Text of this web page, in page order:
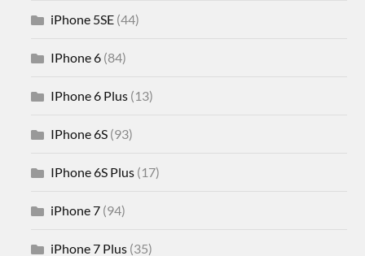
iPhone 5SE (44)
IPhone 6 (84)
IPhone 6 Plus (13)
IPhone 6S (93)
IPhone 6S Plus (17)
iPhone 7 (94)
iPhone 7 Plus (35)